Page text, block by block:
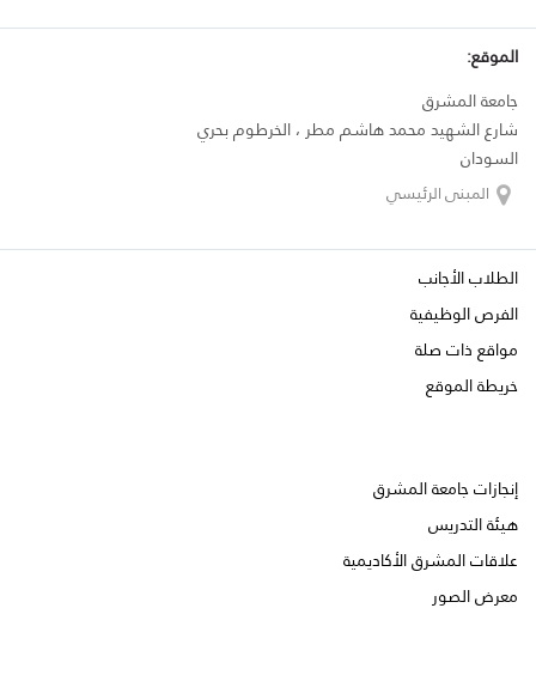
الموقع:
جامعة المشرق
شارع الشهيد محمد هاشم مطر ، الخرطوم بحري
السودان
المبنى الرئيسي
الطلاب الأجانب
الفرص الوظيفية
مواقع ذات صلة
خريطة الموقع
إنجازات جامعة المشرق
هيئة التدريس
علاقات المشرق الأكاديمية
معرض الصور